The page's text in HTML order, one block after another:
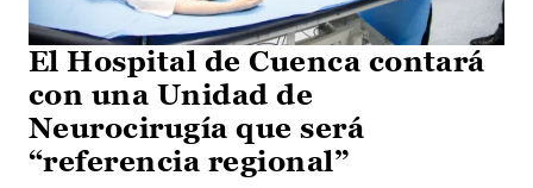
El Hospital de Cuenca contará
con una Unidad de
Neurocirugía que será
“referencia regional”